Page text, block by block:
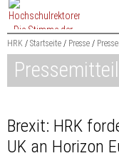
Zum
Content
springen
Suchbegriff
HRK Startseite Presse
Brexit: HRK
UK an Horizon